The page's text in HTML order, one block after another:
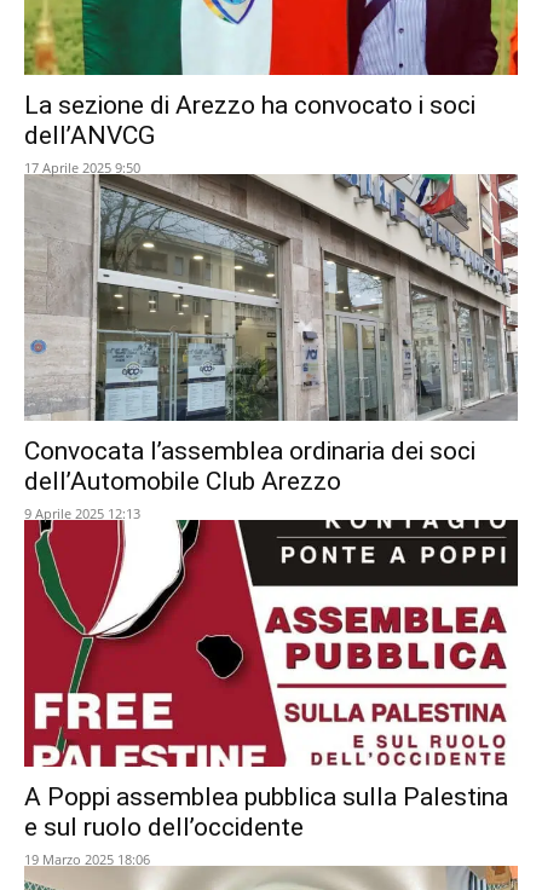
La sezione di Arezzo ha convocato i soci
dell’ANVCG
17 Aprile 2025 9:50
Convocata l’assemblea ordinaria dei soci
dell’Automobile Club Arezzo
9 Aprile 2025 12:13
A Poppi assemblea pubblica sulla Palestina
e sul ruolo dell’occidente
19 Marzo 2025 18:06